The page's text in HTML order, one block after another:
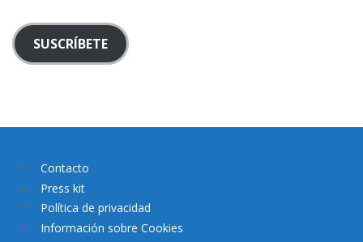
SUSCRÍBETE
Contacto
Press kit
Política de privacidad
Información sobre Cookies